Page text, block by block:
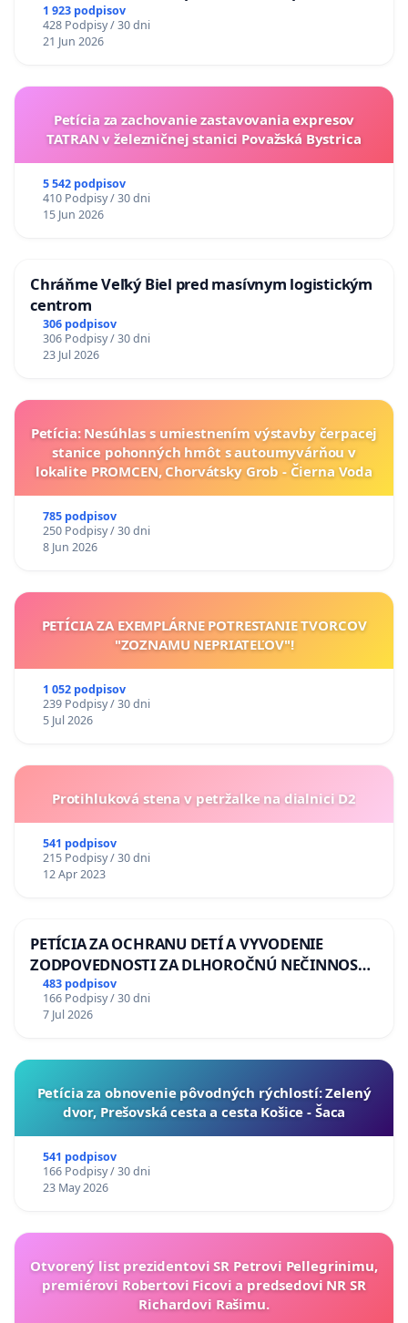
situácie v školstve
1 923 podpisov
428 Podpisy / 30 dni
21 Jun 2026
Petícia za zachovanie zastavovania expresov
TATRAN v železničnej stanici Považská Bystrica
5 542 podpisov
410 Podpisy / 30 dni
15 Jun 2026
Chráňme Veľký Biel pred masívnym logistickým
centrom
306 podpisov
306 Podpisy / 30 dni
23 Jul 2026
Petícia: Nesúhlas s umiestnením výstavby čerpacej
stanice pohonných hmôt s autoumyvárňou v
lokalite PROMCEN, Chorvátsky Grob - Čierna Voda
785 podpisov
250 Podpisy / 30 dni
8 Jun 2026
PETÍCIA ZA EXEMPLÁRNE POTRESTANIE TVORCOV
"ZOZNAMU NEPRIATEĽOV"!
1 052 podpisov
239 Podpisy / 30 dni
5 Jul 2026
Protihluková stena v petržalke na dialnici D2
541 podpisov
215 Podpisy / 30 dni
12 Apr 2023
PETÍCIA ZA OCHRANU DETÍ A VYVODENIE
ZODPOVEDNOSTI ZA DLHOROČNÚ NEČINNOSŤ
A ZLYHANIE ŠTÁTU
483 podpisov
166 Podpisy / 30 dni
7 Jul 2026
​Petícia za obnovenie pôvodných rýchlostí: Zelený
dvor, Prešovská cesta a cesta Košice - Šaca
541 podpisov
166 Podpisy / 30 dni
23 May 2026
Otvorený list prezidentovi SR Petrovi Pellegrinimu,
premiérovi Robertovi Ficovi a predsedovi NR SR
Richardovi Rašimu.